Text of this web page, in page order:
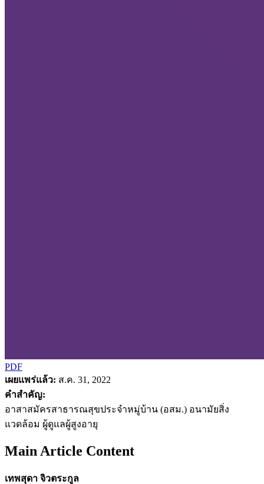
PDF
เผยแพร่แล้ว: ส.ค. 31, 2022
คำสำคัญ:
อาสาสมัครสาธารณสุขประจำหมู่บ้าน (อสม.) อนามัยสิ่ง
แวดล้อม ผู้ดูแลผู้สูงอายุ
Main Article Content
เทพสุดา จิวตระกูล